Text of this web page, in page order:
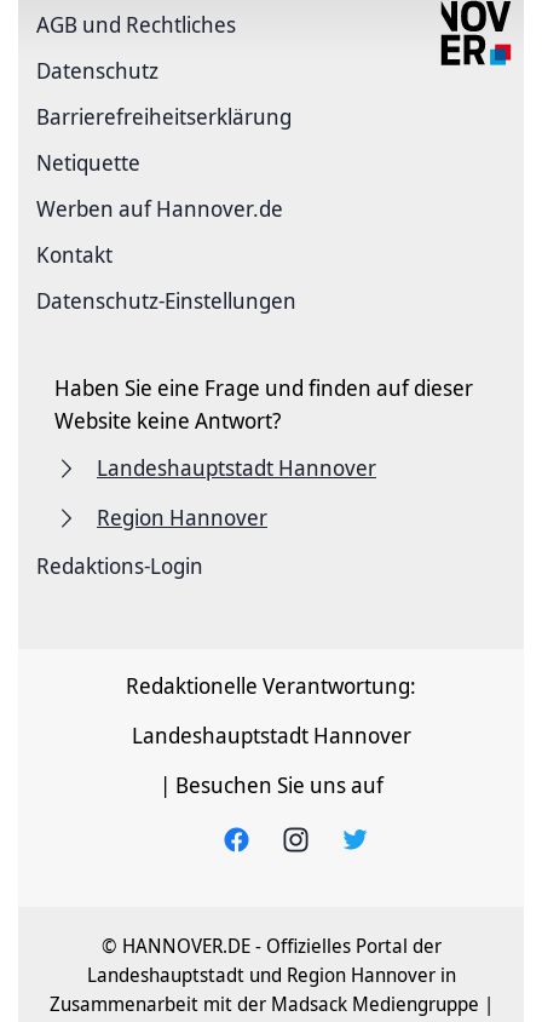
AGB und Rechtliches
Datenschutz
Barriere­freiheits­erklärung
Netiquette
Werben auf Hannover.de
Kontakt
Datenschutz-Einstellungen
Haben Sie eine Frage und finden auf dieser
Website keine Antwort?
Landeshauptstadt Hannover
Region Hannover
Redaktions-Login
Redaktionelle Verantwortung:
Landeshauptstadt Hannover
| Besuchen Sie uns auf
© HANNOVER.DE - Offizielles Portal der
Landeshauptstadt und Region Hannover in
Zusammenarbeit mit der Madsack Mediengruppe |